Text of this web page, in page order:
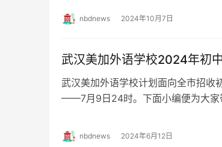
nbdnews 2024年10月7日
武汉美加外语学校2024年初
武汉美加外语学校计划面向全市招
——7月9日24时。下面小编便为大家
nbdnews 2024年6月12日